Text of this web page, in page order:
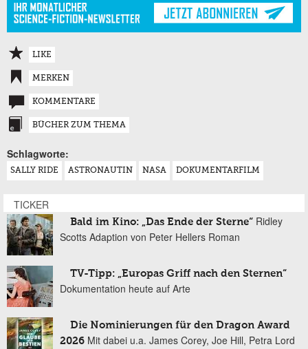
LIKE
MERKEN
KOMMENTARE
BÜCHER ZUM THEMA
Schlagworte:
SALLY RIDE ASTRONAUTIN NASA DOKUMENTARFILM
TICKER
Bald im Kino: „Das Ende der Sterne“ Ridley
Scotts Adaption von Peter Hellers Roman
TV-Tipp: „Europas Griff nach den Sternen“
Dokumentation heute auf Arte
Die Nominierungen für den Dragon Award
2026 Mit dabei u.a. James Corey, Joe Hill, Petra Lord